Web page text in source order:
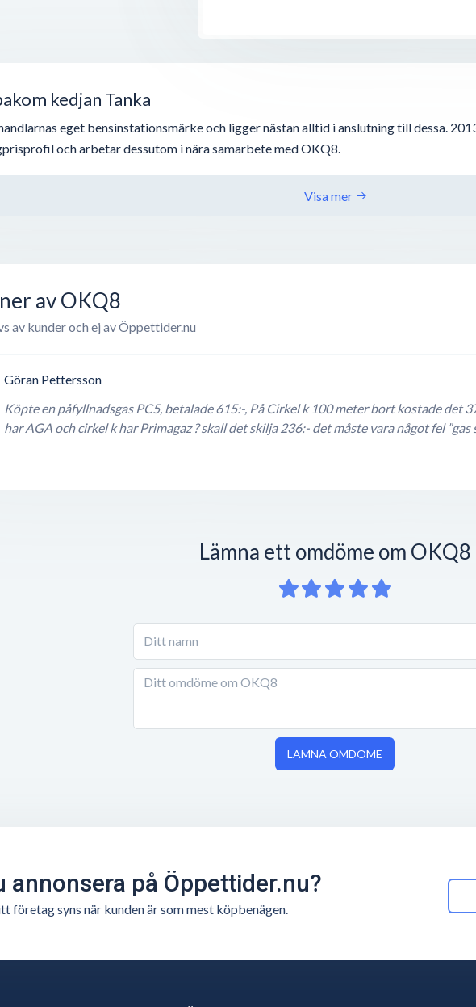
kedjan Tanka
eget bensinstationsmärke och ligger nästan alltid i anslutning till dessa.
och arbetar dessutom i nära samarbete med OKQ8.
Visa mer
av OKQ8
av kunder och ej av Öppettider.nu
Göran Pettersson
Köpte en påfyllnadsgas PC5, betalade 615:-, På Cirkel k 100 meter bort kostade det
har AGA och cirkel k har Primagaz ? skall det skilja 236:- det måste vara något fel ”gas
Lämna ett omdöme om OKQ8
LÄMNA OMDÖME
annonsera på Öppettider.nu?
företag syns när kunden är som mest köpbenägen.